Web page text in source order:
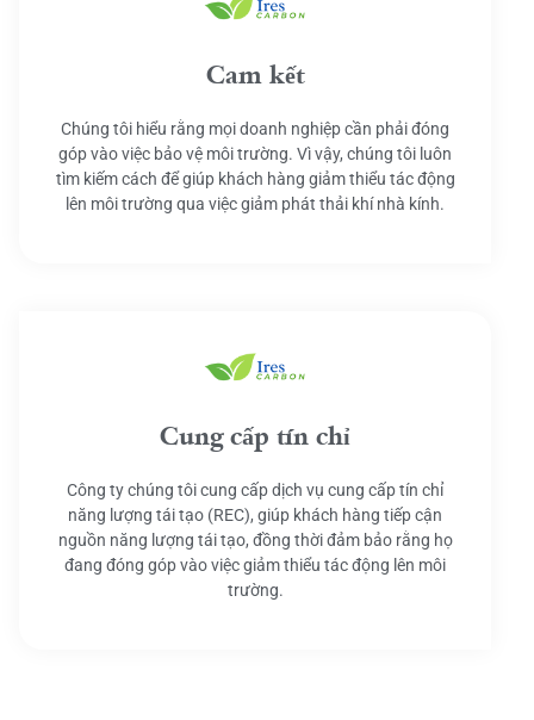
Cam kết
Chúng tôi hiểu rằng mọi doanh nghiệp cần phải đóng
góp vào việc bảo vệ môi trường. Vì vậy, chúng tôi luôn
tìm kiếm cách để giúp khách hàng giảm thiểu tác động
lên môi trường qua việc giảm phát thải khí nhà kính.
Cung cấp tín chỉ
Công ty chúng tôi cung cấp dịch vụ cung cấp tín chỉ
năng lượng tái tạo (REC), giúp khách hàng tiếp cận
nguồn năng lượng tái tạo, đồng thời đảm bảo rằng họ
đang đóng góp vào việc giảm thiểu tác động lên môi
trường.